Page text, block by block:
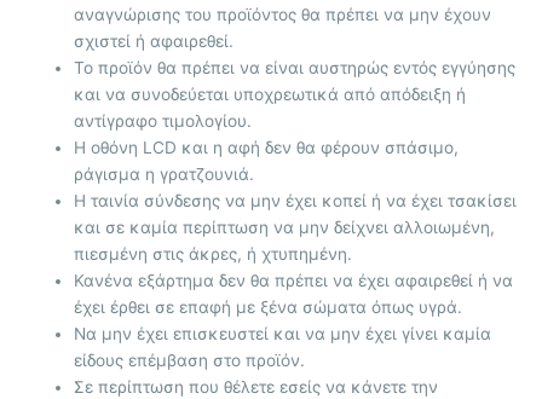
αναγνώρισης του προϊόντος θα πρέπει να μην έχουν
σχιστεί ή αφαιρεθεί.
Το προϊόν θα πρέπει να είναι αυστηρώς εντός εγγύησης
και να συνοδεύεται υποχρεωτικά από απόδειξη ή
αντίγραφο τιμολογίου.
Η οθόνη LCD και η αφή δεν θα φέρουν σπάσιμο,
ράγισμα η γρατζουνιά.
Η ταινία σύνδεσης να μην έχει κοπεί ή να έχει τσακίσει
και σε καμία περίπτωση να μην δείχνει αλλοιωμένη,
πιεσμένη στις άκρες, ή χτυπημένη.
Κανένα εξάρτημα δεν θα πρέπει να έχει αφαιρεθεί ή να
έχει έρθει σε επαφή με ξένα σώματα όπως υγρά.
Να μην έχει επισκευστεί και να μην έχει γίνει καμία
είδους επέμβαση στο προϊόν.
Σε περίπτωση που θέλετε εσείς να κάνετε την